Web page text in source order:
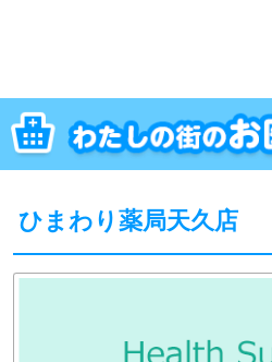
ひまわり薬局天久店